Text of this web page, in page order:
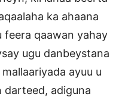
ka ahaana
feera qaawan yahay
ugu danbeystana
ayuu u
darteed, adiguna